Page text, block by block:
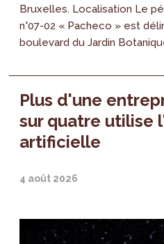
Bruxelles. Localisation Le
n°07-02 « Pacheco » est
boulevard du Jardin
Plus d'une
sur quatre utilise
artificielle
4 août 2026